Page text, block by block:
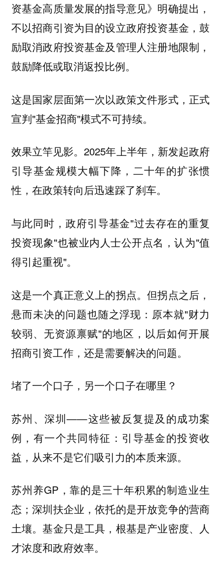
资基金高质量发展的指导意见》明确提出，
不以招商引资为目的设立政府投资基金，鼓
励取消政府投资基金及管理人注册地限制，
鼓励降低或取消返投比例。
这是国家层面第一次以政策文件形式，正式
宣判"基金招商"模式不可持续。
效果立竿见影。2025年上半年，新发起政府
引导基金规模大幅下降，二十年的扩张惯
性，在政策转向后迅速踩了刹车。
与此同时，政府引导基金"过去存在的重复
投资现象"也被业内人士公开点名，认为"值
得引起重视"。
这是一个真正意义上的拐点。但拐点之后，
悬而未决的问题也随之浮现：原本就"财力
较弱、无资源禀赋"的地区，以后如何开展
招商引资工作，还是需要解决的问题。
堵了一个口子，另一个口子在哪里？
苏州、深圳——这些被反复提及的成功案
例，有一个共同特征：引导基金的投资收
益，从来不是它们吸引力的本质来源。
苏州养GP，靠的是三十年积累的制造业生
态；深圳扶企业，依托的是开放竞争的营商
土壤。基金只是工具，根基是产业密度、人
才浓度和政府效率。